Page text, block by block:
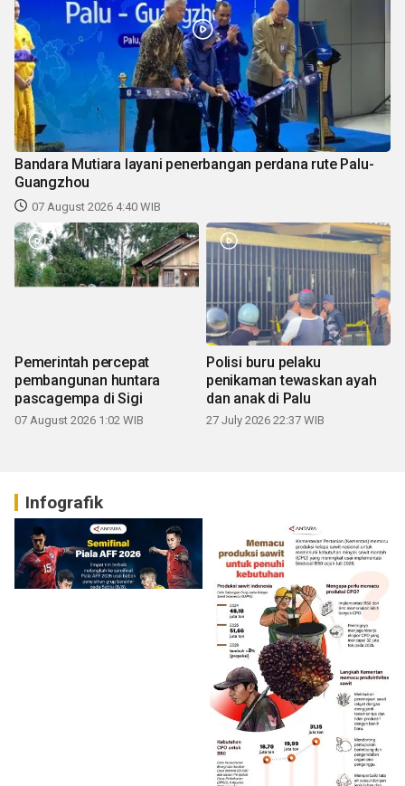
Bandara Mutiara layani penerbangan perdana rute Palu-
Guangzhou
07 August 2026 4:40 WIB
Pemerintah percepat
pembangunan huntara
pascagempa di Sigi
07 August 2026 1:02 WIB
Polisi buru pelaku
penikaman tewaskan ayah
dan anak di Palu
27 July 2026 22:37 WIB
Infografik